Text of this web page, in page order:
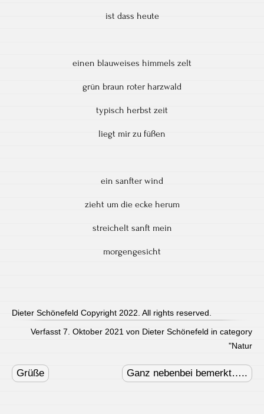
ist dass heute
einen blauweises himmels zelt
grün braun roter harzwald
typisch herbst zeit
liegt mir zu füßen
ein sanfter wind
zieht um die ecke herum
streichelt sanft mein
morgengesicht
Dieter Schönefeld Copyright 2022. All rights reserved.
Verfasst 7. Oktober 2021 von Dieter Schönefeld in category
"Natur
navigation
Grüße Ganz nebenbei bemerkt…..